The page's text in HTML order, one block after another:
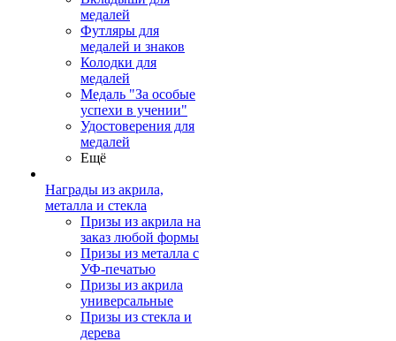
медалей
Футляры для
медалей и знаков
Колодки для
медалей
Медаль "За особые
успехи в учении"
Удостоверения для
медалей
Ещё
Награды из акрила,
металла и стекла
Призы из акрила на
заказ любой формы
Призы из металла с
УФ-печатью
Призы из акрила
универсальные
Призы из стекла и
дерева